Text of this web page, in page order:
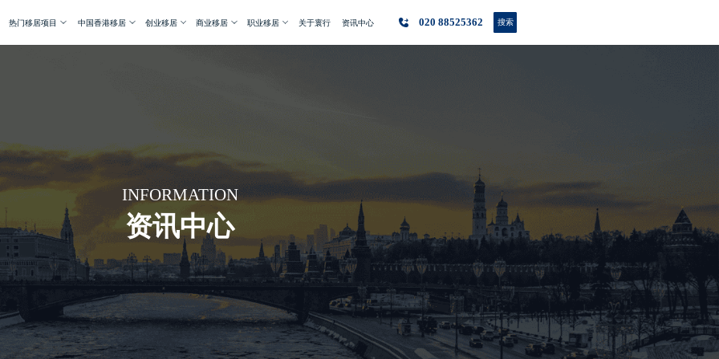
热门移居项目 中国香港移居 创业移居 商业移居 职业移居 关于寰行 资讯中心 020 88525362 搜索
INFORMATION
资讯中心